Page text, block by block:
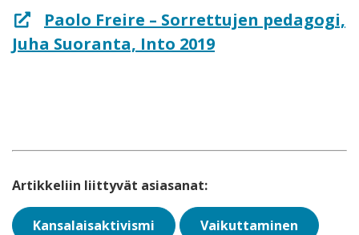
Paolo Freire – Sorrettujen pedagogi,
Juha Suoranta, Into 2019
Artikkeliin liittyvät asiasanat:
Kansalaisaktivismi Vaikuttaminen